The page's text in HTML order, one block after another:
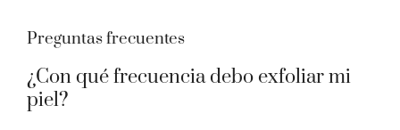
Preguntas frecuentes
¿Con qué frecuencia debo exfoliar mi
piel?